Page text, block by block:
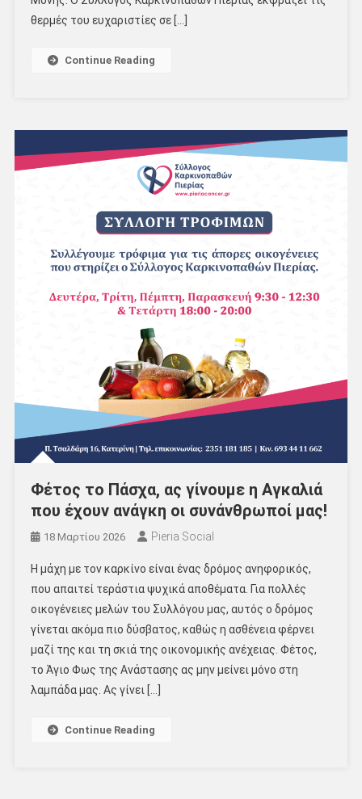
θερμές του ευχαριστίες σε […]
Continue Reading
Φέτος το Πάσχα, ας γίνουμε η Αγκαλιά
που έχουν ανάγκη οι συνάνθρωποί μας!
18 Μαρτίου 2026 Pieria Social
Η μάχη με τον καρκίνο είναι ένας δρόμος ανηφορικός,
που απαιτεί τεράστια ψυχικά αποθέματα. Για πολλές
οικογένειες μελών του Συλλόγου μας, αυτός ο δρόμος
γίνεται ακόμα πιο δύσβατος, καθώς η ασθένεια φέρνει
μαζί της και τη σκιά της οικονομικής ανέχειας. Φέτος,
το Άγιο Φως της Ανάστασης ας μην μείνει μόνο στη
λαμπάδα μας. Ας γίνει […]
Continue Reading